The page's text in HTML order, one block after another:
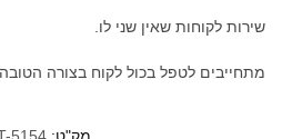
שירות לקוחות שאין שני לו.
מתחייבים לטפל בכול לקוח בצורה
מק"ט:5154